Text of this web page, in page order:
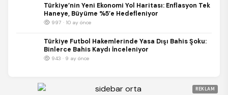
Türkiye’nin Yeni Ekonomi Yol Haritası: Enflasyon Tek
Haneye, Büyüme %5’e Hedefleniyor
997 · 10 ay önce
Türkiye Futbol Hakemlerinde Yasa Dışı Bahis Şoku:
Binlerce Bahis Kaydı İnceleniyor
943 · 9 ay önce
REKLAM